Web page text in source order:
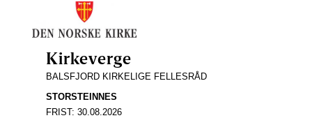
Kirkeverge
BALSFJORD KIRKELIGE FELLESRÅD
STORSTEINNES
FRIST:30.08.2026